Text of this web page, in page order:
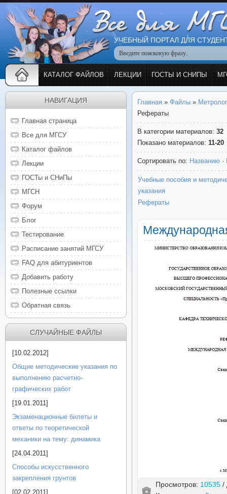
УЧЕБНЫЙ ПОРТАЛ ДЛЯ
КАТАЛОГ ФАЙЛОВ ЛЕКЦИИ ГОСТЫ И СНИПЫ
Главная » Файлы »
Рефераты
В категории материалов: 32
Показано материалов: 11-20
Сортировать по: Названию ·
Учебные пособия и
указания
Рефераты
Просмотров: 10535 /
НАВИГАЦИЯ
Главная страница
Все для МГСУ
Каталог файлов
Лекции
ГОСТы и СНиПы
МГСН
Форум
Блог
Тестирование
Расписание занятий МГСУ
FAQ для абитуриентов
Добавить работу
Полезные ссылки
Обратная связь
СЛУЧАЙНЫЕ ФАЙЛЫ
[10.02.2012]
Общие методические указания по
выполнению расчетно-
графических работ
[19.01.2011]
Экзаменационные билеты и
ответы по теоретической
механики на тему: динамика
[24.04.2011]
Способы искусственного
закрепления грунтов
[02.02.2011]